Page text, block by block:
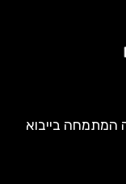
המתמחה בייבוא